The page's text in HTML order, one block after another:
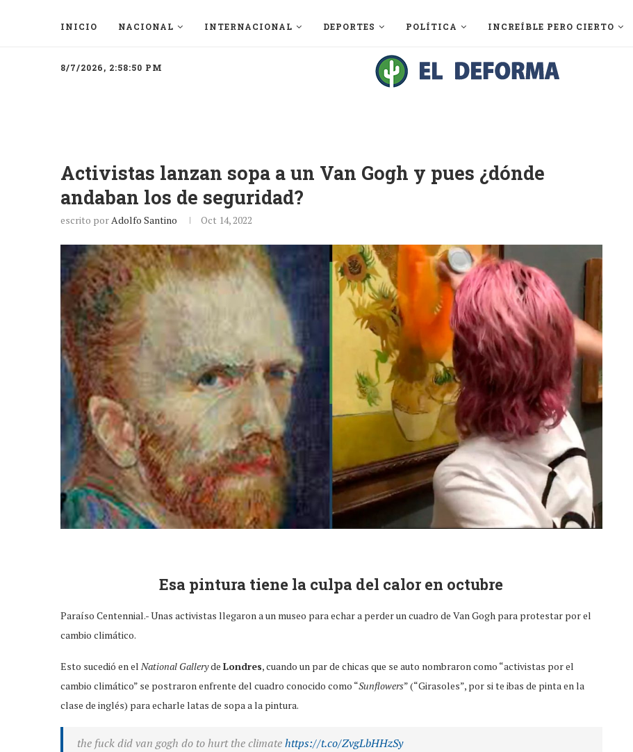
INICIO NACIONAL INTERNACIONAL DEPORTES POLÍTICA INCREÍBLE PERO CIERTO
8/7/2026, 2:58:50 PM
Activistas lanzan sopa a un Van Gogh y pues ¿dónde
andaban los de seguridad?
escrito porAdolfo Santino Oct 14, 2022
Esa pintura tiene la culpa del calor en octubre
Paraíso Centennial.- Unas activistas llegaron a un museo para echar a perder un cuadro de Van Gogh para protestar por el
cambio climático.
Esto sucedió en el National Galleryde Londres, cuando un par de chicas que se auto nombraron como “activistas por el
cambio climático” se postraron enfrente del cuadro conocido como “Sunflowers” (“Girasoles”, por si te ibas de pinta en la
clase de inglés) para echarle latas de sopa a la pintura.
the fuck did van gogh do to hurt the climatehttps://t.co/ZvgLbHHzSy